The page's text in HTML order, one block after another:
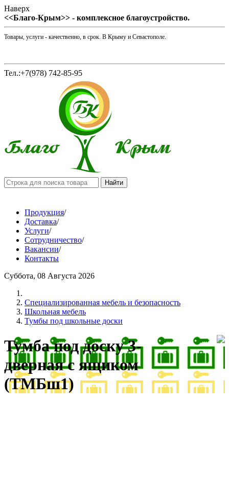
Наверх
<<Благо-Крым>> - комплексное благоустройство.
Товары, услуги - качественно, в срок. В Крыму и Севастополе.
Тел.:+7(978) 742-85-95
Продукция/
Доставка/
Услуги/
Сотрудничество/
Вакансии/
Контакты
Суббота, 08 Августа 2026
Cпециализированная мебель и безопасность
Школьная мебель
Тумбы под школьные доски
Тумба под доску 3-
дверная с ящиком
(ТМБш1)